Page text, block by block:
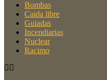
Bombas
Caida libre
Guiadas
Incendiarias
Nuclear
Racimo